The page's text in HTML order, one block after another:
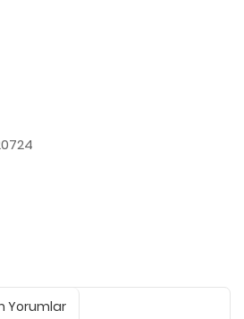
Yorumlar